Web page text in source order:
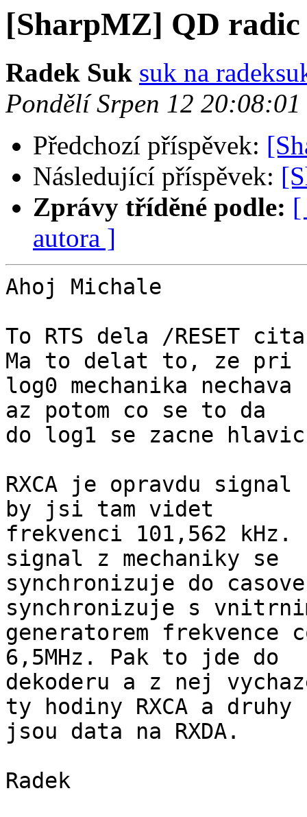
[SharpMZ] QD radic
Radek Suk suk na
Pondělí Srpen 12 20:08:01
Předchozí příspěvek:
Následující příspěvek:
Zprávy tříděné podle: [
autora ]
Ahoj Michale
To RTS dela /RESET
Ma to delat to, ze pri
log0 mechanika
az potom co se to da
do log1 se zacne
RXCA je opravdu
by jsi tam videt
frekvenci 101,562 kHz.
signal z mechaniky se
synchronizuje do
synchronizuje s
generatorem
6,5MHz. Pak to jde do
dekoderu a z nej
ty hodiny RXCA a druhy
jsou data na RXDA.
Radek